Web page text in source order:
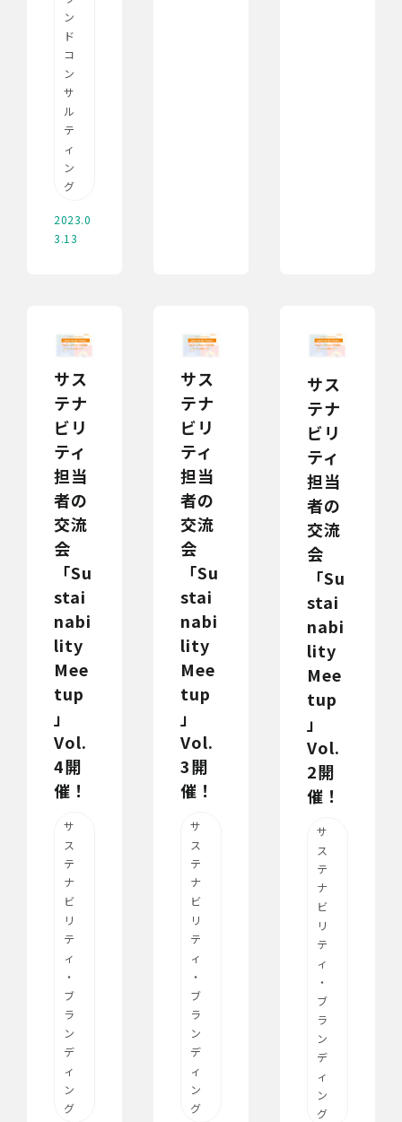
ン
ド
コ
ン
サ
ル
テ
ィ
ン
グ
2023.0
3.13
サス
テナ
ビリ
ティ
担当
者の
交流
会
「Su
stai
nabi
lity
Mee
tup
」
Vol.
4開
催！
サ
ス
テ
ナ
ビ
リ
テ
ィ
・
ブ
ラ
ン
デ
ィ
ン
グ
サス
テナ
ビリ
ティ
担当
者の
交流
会
「Su
stai
nabi
lity
Mee
tup
」
Vol.
3開
催！
サ
ス
テ
ナ
ビ
リ
テ
ィ
・
ブ
ラ
ン
デ
ィ
ン
グ
サス
テナ
ビリ
ティ
担当
者の
交流
会
「Su
stai
nabi
lity
Mee
tup
」
Vol.
2開
催！
サ
ス
テ
ナ
ビ
リ
テ
ィ
・
ブ
ラ
ン
デ
ィ
ン
グ